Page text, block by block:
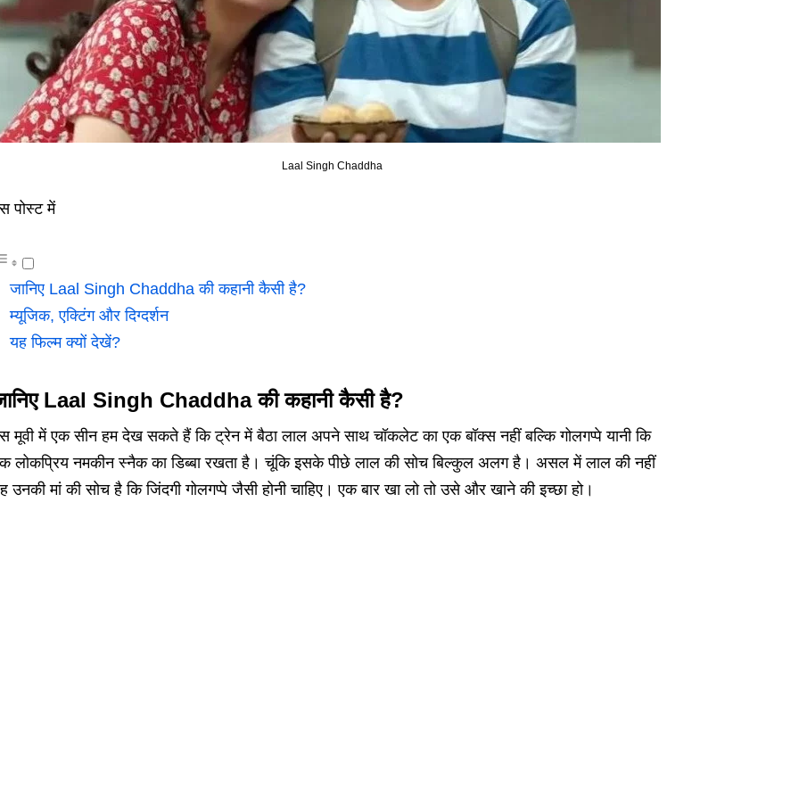
Laal Singh Chaddha
पोस्ट में
जानिए Laal Singh Chaddha की कहानी कैसी है?
म्यूजिक, एक्टिंग और दिग्दर्शन
यह फिल्म क्यों देखें?
Laal Singh Chaddha की कहानी कैसी है?
मूवी में एक सीन हम देख सकते हैं कि ट्रेन में बैठा लाल अपने साथ चॉकलेट का एक बॉक्स नहीं बल्कि गोलगप्पे यानी कि
लोकप्रिय नमकीन स्नैक का डिब्बा रखता है। चूंकि इसके पीछे लाल की सोच बिल्कुल अलग है। असल में लाल की नहीं
उनकी मां की सोच है कि जिंदगी गोलगप्पे जैसी होनी चाहिए। एक बार खा लो तो उसे और खाने की इच्छा हो।